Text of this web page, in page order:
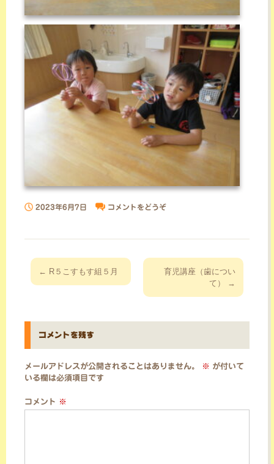
2023年6月7日 コメントをどうぞ
投
稿
シ
ョ
← R５こすもす組５月
育児講座（歯につい
て）
→
コメントを残す
メールアドレスが公開されることはありません。 ※ が付いて
いる欄は必須項目です
コメント ※